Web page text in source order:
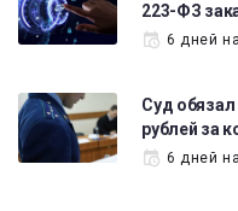
223-ФЗ
6 дней
Суд обязал
рублей за
6 дней